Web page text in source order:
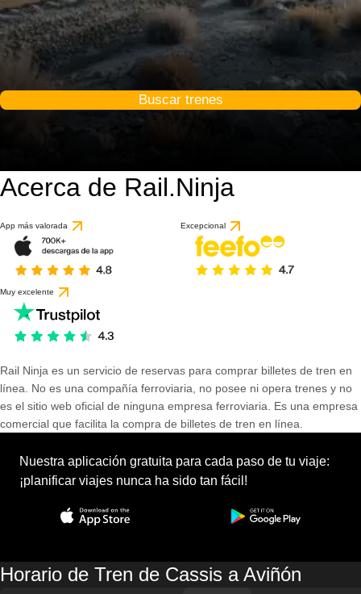
Buscar trenes
Acerca de Rail.Ninja
App más valorada Excepcional
Muy excelente
Rail Ninja es un servicio de reservas para comprar billetes de tren en
línea. No es una compañía ferroviaria, no posee ni opera trenes y no
es el sitio web oficial de ninguna empresa ferroviaria. Es una empresa
comercial que facilita la compra de billetes de tren en línea.
Nuestra aplicación gratuita para cada paso de tu viaje:
¡planificar viajes nunca ha sido tan fácil!
Horario de Tren de Cassis a Aviñón